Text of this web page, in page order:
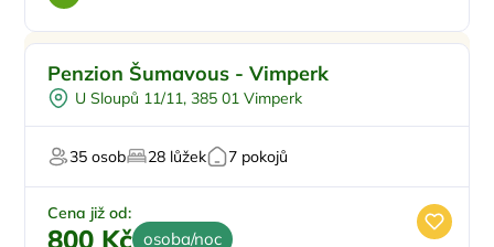
Penzion Šumavous - Vimperk
U Sloupů 11/11, 385 01 Vimperk
35 osob 28 lůžek 7 pokojů
Cena již od:
800 Kč osoba/noc